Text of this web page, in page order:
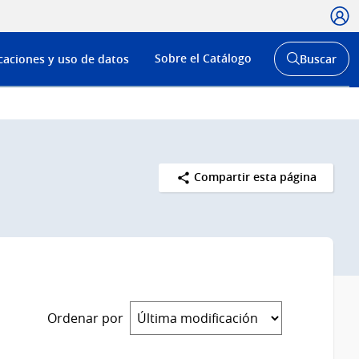
Menú
de
y uso de datos Sobre el Catálogo
Abrir
buscador
Buscar
Compartir esta página
Ordenar por